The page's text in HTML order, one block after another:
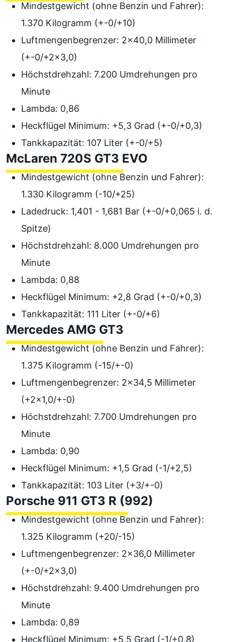
Mindestgewicht (ohne Benzin und Fahrer):
1.370 Kilogramm (+-0/+10)
Luftmengenbegrenzer: 2x40,0 Millimeter
(+-0/+2x3,0)
Höchstdrehzahl: 7.200 Umdrehungen pro
Minute
Lambda: 0,86
Heckflügel Minimum: +5,3 Grad (+-0/+0,3)
Tankkapazität: 107 Liter (+-0/+5)
McLaren 720S GT3 EVO
Mindestgewicht (ohne Benzin und Fahrer):
1.330 Kilogramm (-10/+25)
Ladedruck: 1,401 - 1,681 Bar (+-0/+0,065 i. d.
Spitze)
Höchstdrehzahl: 8.000 Umdrehungen pro
Minute
Lambda: 0,88
Heckflügel Minimum: +2,8 Grad (+-0/+0,3)
Tankkapazität: 111 Liter (+-0/+6)
Mercedes AMG GT3
Mindestgewicht (ohne Benzin und Fahrer):
1.375 Kilogramm (-15/+-0)
Luftmengenbegrenzer: 2x34,5 Millimeter
(+2x1,0/+-0)
Höchstdrehzahl: 7.700 Umdrehungen pro
Minute
Lambda: 0,90
Heckflügel Minimum: +1,5 Grad (-1/+2,5)
Tankkapazität: 103 Liter (+3/+-0)
Porsche 911 GT3 R (992)
Mindestgewicht (ohne Benzin und Fahrer):
1.325 Kilogramm (+20/-15)
Luftmengenbegrenzer: 2x36,0 Millimeter
(+-0/+2x3,0)
Höchstdrehzahl: 9.400 Umdrehungen pro
Minute
Lambda: 0,89
Heckflügel Minimum: +5,5 Grad (-1/+0,8)